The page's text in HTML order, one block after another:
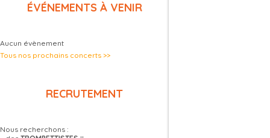
ÉVÉNEMENTS À VENIR
Aucun évènement
Tous nos prochains concerts >>
RECRUTEMENT
Nous recherchons :